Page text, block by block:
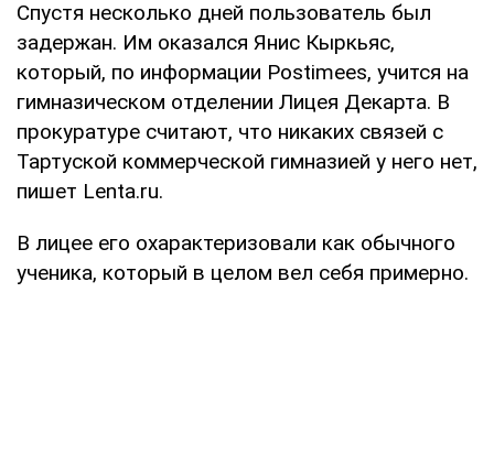
Спустя несколько дней пользователь был
задержан. Им оказался Янис Кыркьяс,
который, по информации Postimees, учится на
гимназическом отделении Лицея Декарта. В
прокуратуре считают, что никаких связей с
Тартуской коммерческой гимназией у него нет,
пишет Lenta.ru.
В лицее его охарактеризовали как обычного
ученика, который в целом вел себя примерно.